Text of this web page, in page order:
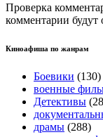
Проверка
комментарии будут
Киноафиша по жанрам
Боевики (130)
военные
Детективы
драмы (288)